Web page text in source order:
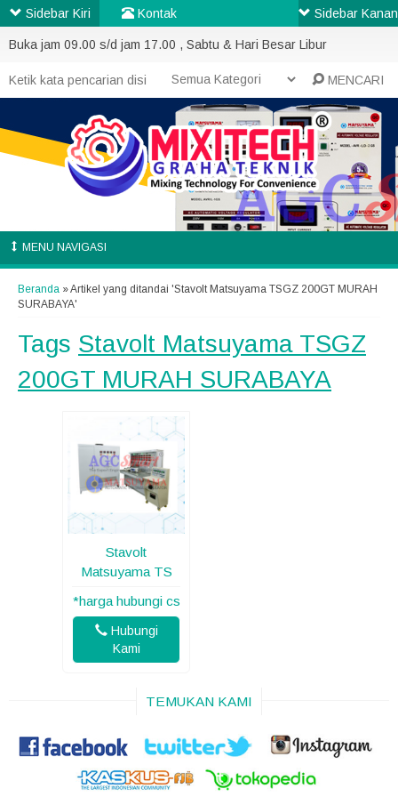
Buka jam 09.00 s/d jam 17.00 , Sabtu & Hari Besar Libur
MENCARI
MENU NAVIGASI
Beranda »Artikel yang ditandai 'Stavolt Matsuyama TSGZ 200GT MURAH
SURABAYA'
Tags Stavolt Matsuyama TSGZ
200GT MURAH SURABAYA
Stavolt
Matsuyama TS
*harga hubungi cs
Hubungi
Kami
TEMUKAN KAMI
Sidebar Kiri Kontak Sidebar Kanan